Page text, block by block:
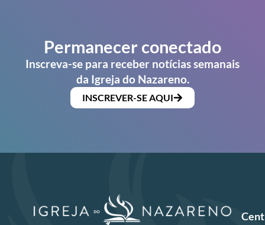
Permanecer conectado
Inscreva-se para receber notícias semanais
da Igreja do Nazareno.
INSCREVER-SE AQUI